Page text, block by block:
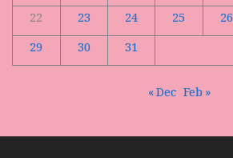
22
23 24 25 26
29
30 31
« Dec Feb »